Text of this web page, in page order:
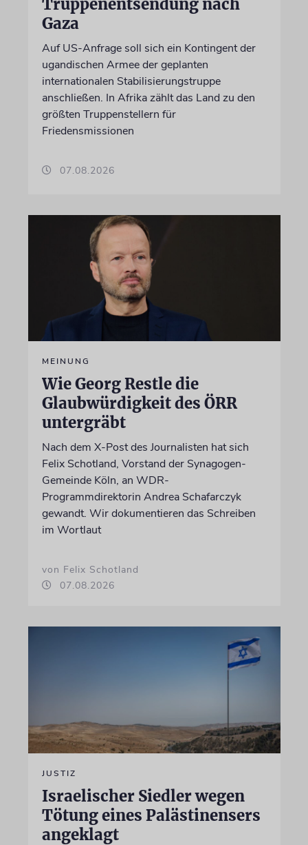
Gaza
Auf US-Anfrage soll sich ein Kontingent der
ugandischen Armee der geplanten
internationalen Stabilisierungstruppe
anschließen. In Afrika zählt das Land zu den
größten Truppenstellern für
Friedensmissionen
07.08.2026
MEINUNG
Wie Georg Restle die
Glaubwürdigkeit des ÖRR
untergräbt
Nach dem X-Post des Journalisten hat sich
Felix Schotland, Vorstand der Synagogen-
Gemeinde Köln, an WDR-
Programmdirektorin Andrea Schafarczyk
gewandt. Wir dokumentieren das Schreiben
im Wortlaut
von Felix Schotland
07.08.2026
JUSTIZ
Israelischer Siedler wegen
Tötung eines Palästinensers
angeklagt